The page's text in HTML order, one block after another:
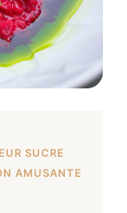
SUCRE
AMUSANTE